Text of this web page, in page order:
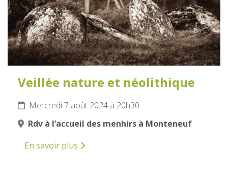
Veillée nature et néolithique
Mercredi 7 août 2024 à 20h30
Rdv à l’accueil des menhirs à Monteneuf
En savoir plus